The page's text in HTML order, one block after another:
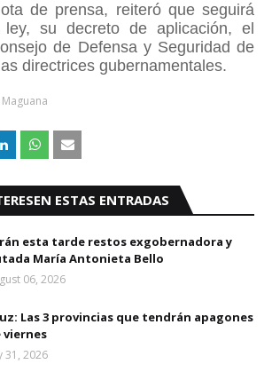
de prensa, reiteró que seguirá
ley, su decreto de aplicación, el
de Defensa y Seguridad de
directrices gubernamentales.
Maguana
ESTAS ENTRADAS
esta tarde restos exgobernadora y
María Antonieta Bello
06, 2026
Las 3 provincias que tendrán apagones
viernes
31, 2026